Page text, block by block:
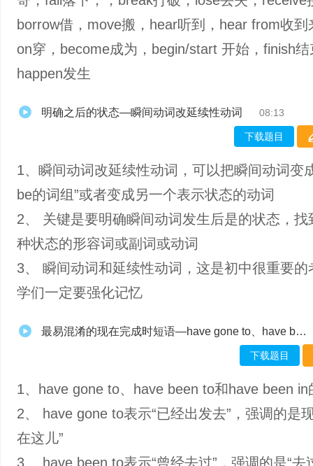
borrow借，move搬，hear听到，hear from收到
on穿，become成为，begin/start 开始，finish结
happen发生
明确之后的状态—瞬间动词改延续性动词 08:13
下载题目
1、瞬间动词改延续性动词，可以把瞬间动词变
be的词组”或者变成另一个表示状态的动词
2、 关键是要明确瞬间动词发生后是的状态，找
种状态的形容词或副词或动词
3、 瞬间动词和延续性动词，这是初中很重要的
学们一定要强化记忆
最易混淆的现在完成时短语—have gone to、have been to和have been in-muxed
下载题目
1、have gone to、have been to和have been in
2、 have gone to表示“已经出发去”，强调的是
在这儿”
3、 have been to表示“曾经去过”，强调的是“去